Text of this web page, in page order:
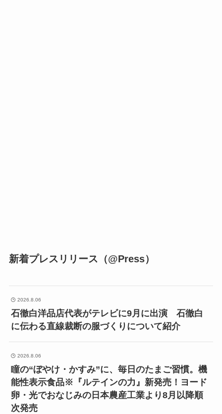
新着プレスリリース（@Press）
2026.8.06
石徹白洋品店代表がテレビに9月に出演 石徹白
に伝わる直線裁断の服づくりについて紹介
2026.8.06
瞳の“ぼやけ・かすみ”に、毎日のたまご習慣。機
能性表示食品※『ルテインの力』新発売！ヨード
卵・光でおなじみの日本農産工業より8月以降順
次発売